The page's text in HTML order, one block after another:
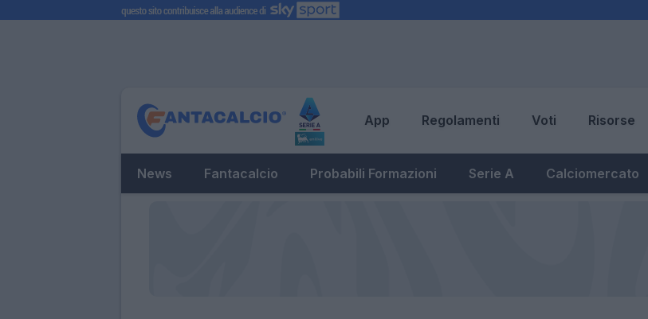
App Regolamenti Voti Risorse
News Fantacalcio Probabili Formazioni Serie A Calciomercato